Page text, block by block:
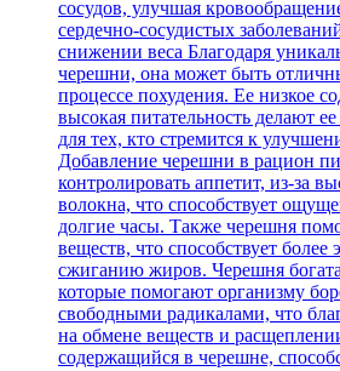
сосудов, улучшая
сердечно-сосудистых
снижении веса Благодаря
черешни, она может быть
процессе похудения. Ее низкое
высокая питательность делают
для тех, кто стремится к
Добавление черешни в рацион
контролировать аппетит, из-за
волокна, что способствует
долгие часы. Также черешня
веществ, что способствует
сжиганию жиров. Черешня
которые помогают организму
свободными радикалами, что
на обмене веществ и
содержащийся в черешне,